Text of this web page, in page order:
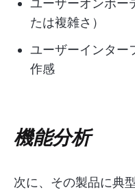
ユーザーオンボー
たは複雑さ）
ユーザーインター
作感
機能分析
次に、その製品に典